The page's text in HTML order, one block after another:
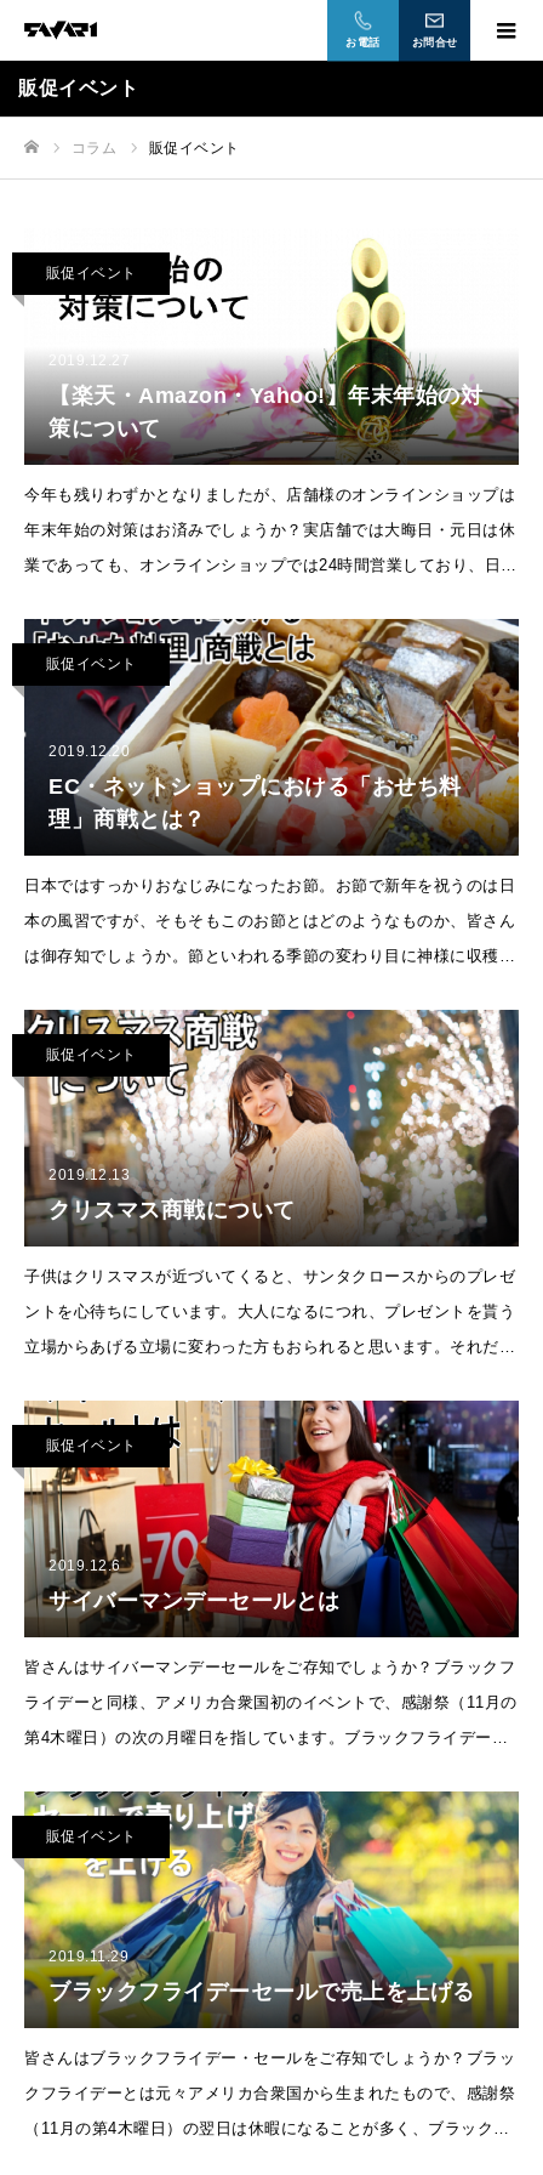
お電話 お問合せ
販促イベント
コラム 販促イベント
販促イベント
2019.12.27
【楽天・Amazon・Yahoo!】年末年始の対
策について
今年も残りわずかとなりましたが、店舗様のオンラインショップは
年末年始の対策はお済みでしょうか？実店舗では大晦日・元日は休
業であっても、オンラインショップでは24時間営業しており、日時
年末年始を問わず受
販促イベント
2019.12.20
EC・ネットショップにおける「おせち料
理」商戦とは？
日本ではすっかりおなじみになったお節。お節で新年を祝うのは日
本の風習ですが、そもそもこのお節とはどのようなものか、皆さん
は御存知でしょうか。節といわれる季節の変わり目に神様に収穫を
に中国から日本に伝わ
販促イベント
2019.12.13
クリスマス商戦について
子供はクリスマスが近づいてくると、サンタクロースからのプレゼ
ントを心待ちにしています。大人になるにつれ、プレゼントを貰う
立場からあげる立場に変わった方もおられると思います。それだけ
はなく、パーティやお世話
販促イベント
2019.12.6
サイバーマンデーセールとは
皆さんはサイバーマンデーセールをご存知でしょうか？ブラックフ
ライデーと同様、アメリカ合衆国初のイベントで、感謝祭（11月の
第4木曜日）の次の月曜日を指しています。ブラックフライデーが
オンラインショップ
販促イベント
2019.11.29
ブラックフライデーセールで売上を上げる
皆さんはブラックフライデー・セールをご存知でしょうか？ブラッ
クフライデーとは元々アメリカ合衆国から生まれたもので、感謝祭
（11月の第4木曜日）の翌日は休暇になることが多く、ブラックフ